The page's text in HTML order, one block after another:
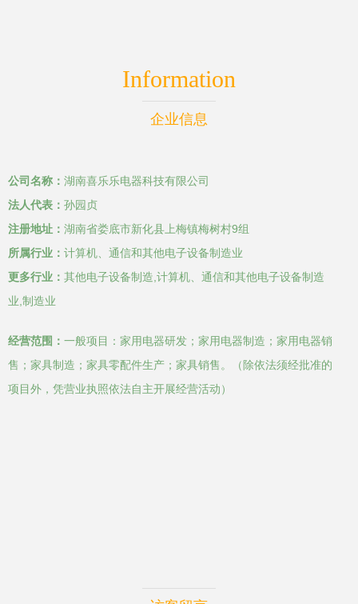
Information
企业信息
公司名称： 湖南喜乐乐电器科技有限公司
法人代表： 孙园贞
注册地址： 湖南省娄底市新化县上梅镇梅树村9组
所属行业： 计算机、通信和其他电子设备制造业
更多行业： 其他电子设备制造,计算机、通信和其他电子设备制造
业,制造业
经营范围： 一般项目：家用电器研发；家用电器制造；家用电器销
售；家具制造；家具零配件生产；家具销售。（除依法须经批准的
项目外，凭营业执照依法自主开展经营活动）